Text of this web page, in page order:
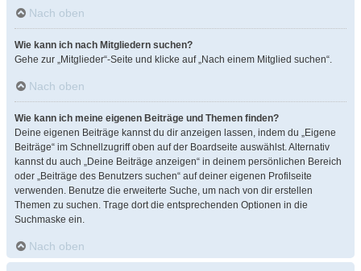
Nach oben
Wie kann ich nach Mitgliedern suchen?
Gehe zur „Mitglieder“-Seite und klicke auf „Nach einem Mitglied suchen“.
Nach oben
Wie kann ich meine eigenen Beiträge und Themen finden?
Deine eigenen Beiträge kannst du dir anzeigen lassen, indem du „Eigene
Beiträge“ im Schnellzugriff oben auf der Boardseite auswählst. Alternativ
kannst du auch „Deine Beiträge anzeigen“ in deinem persönlichen Bereich
oder „Beiträge des Benutzers suchen“ auf deiner eigenen Profilseite
verwenden. Benutze die erweiterte Suche, um nach von dir erstellen
Themen zu suchen. Trage dort die entsprechenden Optionen in die
Suchmaske ein.
Nach oben